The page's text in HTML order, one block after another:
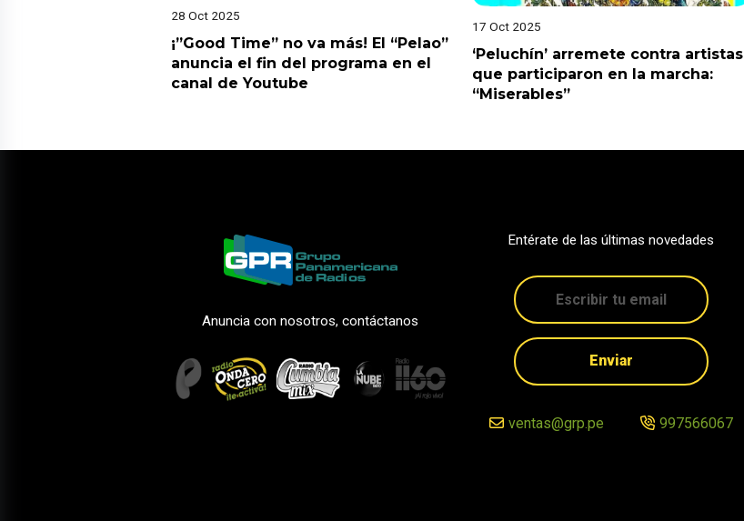
28 Oct 2025
¡”Good Time” no va más! El “Pelao”
anuncia el fin del programa en el
canal de Youtube
17 Oct 2025
‘Peluchín’ arremete contra artistas
que participaron en la marcha:
“Miserables”
Anuncia con nosotros, contáctanos
Entérate de las últimas novedades
Enviar
ventas@grp.pe 997566067